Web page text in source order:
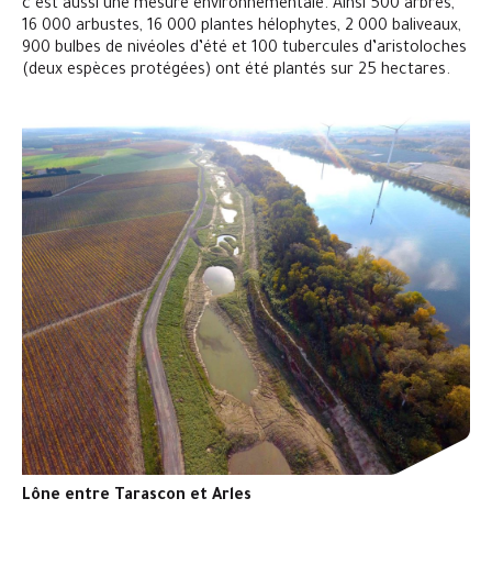
c’est aussi une mesure environnementale. Ainsi 500 arbres,
16 000 arbustes, 16 000 plantes hélophytes, 2 000 baliveaux,
900 bulbes de nivéoles d’été et 100 tubercules d’aristoloches
(deux espèces protégées) ont été plantés sur 25 hectares.
Lône entre Tarascon et Arles